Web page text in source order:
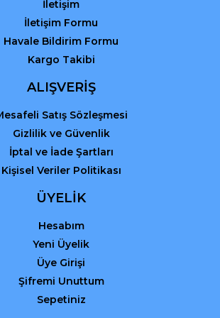
Gönder
İletişim
İletişim Formu
Havale Bildirim Formu
Kargo Takibi
ALIŞVERİŞ
Satış Sözleşmesi
Gizlilik ve Güvenlik
İptal ve İade Şartları
Kişisel Veriler Politikası
ÜYELİK
Hesabım
Yeni Üyelik
Üye Girişi
Şifremi Unuttum
Sepetiniz